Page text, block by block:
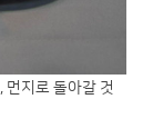
먼지로 돌아갈 것